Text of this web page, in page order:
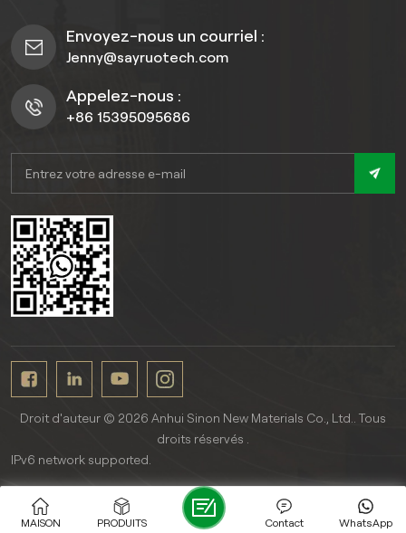
Envoyez-nous un courriel :
Jenny@sayruotech.com
Appelez-nous :
+86 15395095686
Droit d'auteur © 2026 Anhui Sinon New Materials Co., Ltd.. Tous
droits réservés .
IPv6 network supported.
MAISON PRODUITS WhatsApp
Contact